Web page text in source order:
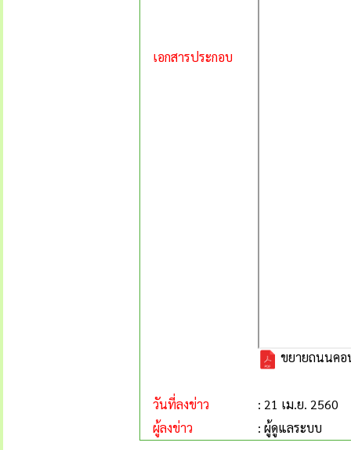
เอกสารประกอบ
ขยายถนนคอ
วันที่ลงข่าว
: 21 เม.ย. 2560
ผู้ลงข่าว
: ผู้ดูแลระบบ